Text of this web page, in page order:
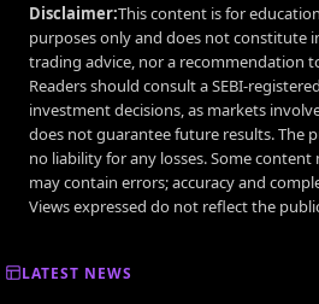
Disclaimer:This content is for
purposes only and does not constitute
trading advice, nor a recommendation
Readers should consult a SEBI-
investment decisions, as markets
does not guarantee future results. The
no liability for any losses. Some content
may contain errors; accuracy and
Views expressed do not reflect the
LATEST NEWS